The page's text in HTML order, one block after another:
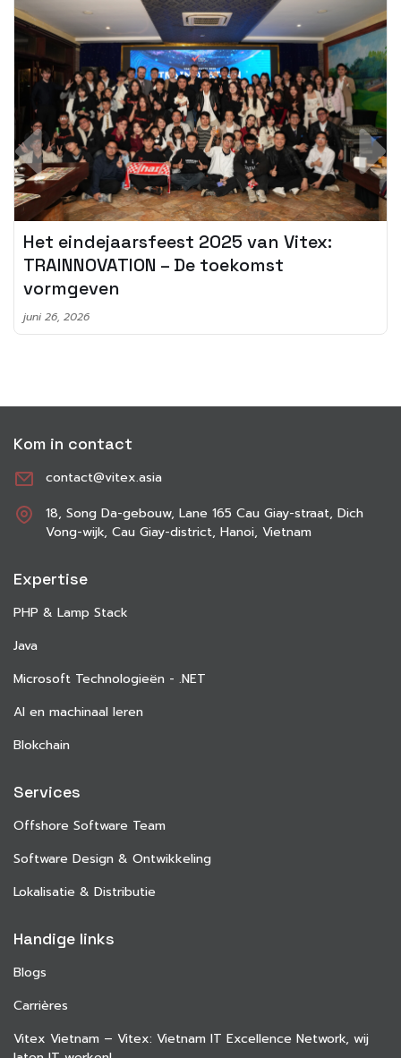
Het eindejaarsfeest 2025 van Vitex:
TRAINNOVATION – De toekomst
vormgeven
juni 26, 2026
Kom in contact
contact@vitex.asia
18, Song Da-gebouw, Lane 165 Cau Giay-straat, Dich
Vong-wijk, Cau Giay-district, Hanoi, Vietnam
Expertise
PHP & Lamp Stack
Java
Microsoft Technologieën - .NET
AI en machinaal leren
Blokchain
Services
Offshore Software Team
Software Design & Ontwikkeling
Lokalisatie & Distributie
Handige links
Blogs
Carrières
Vitex Vietnam – Vitex: Vietnam IT Excellence Network, wij